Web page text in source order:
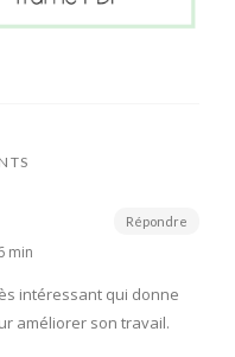
min
intéressant qui donne
améliorer son travail.
Répondre